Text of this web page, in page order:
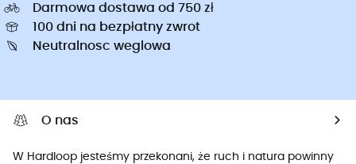
Darmowa dostawa od 750 zł
100 dni na bezpłatny zwrot
Neutralnosc weglowa
O nas
W Hardloop jesteśmy przekonani, że ruch i natura powinny